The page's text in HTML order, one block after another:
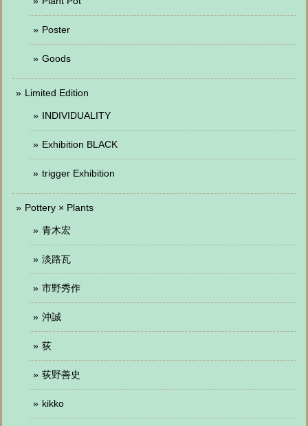
Poster
Goods
Limited Edition
INDIVIDUALITY
Exhibition BLACK
trigger Exhibition
Pottery × Plants
青木宏
淡路瓦
市野秀作
沖誠
荻
荻野善史
kikko